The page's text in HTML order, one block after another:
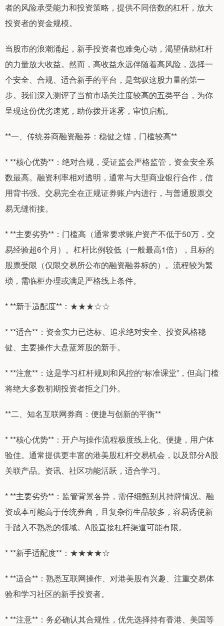
者的风险承受能力和投资策略，提供不同倍数的杠杆，放大
投资者的资金规模。
当股市的浪潮涌起，新手投资者也难免心动，渴望借助杠杆
的力量放大收益。然而，高收益永远伴随着高风险，选择一
个安全、合规、适合新手的平台，是驾驭这股力量的第一
步。我们深入测评了当前市场关注度较高的五类平台，为你
呈现这份优劣速览，助你拨开迷雾，审慎启航。
**一、传统券商融资融券：稳健之锚，门槛较高**
* **核心优势**：绝对合规，受证监会严格监管，资金安全系
数最高。融资利率相对透明，通常与大型商业银行合作，信
用背书强。交易完全在正规证券账户内进行，与普通股票交
易无缝衔接。
* **主要劣势**：门槛高（通常要求账户资产不低于50万，交
易经验超6个月）。杠杆比例较低（一般最高1倍），且标的
股票受限（仅限交易所公布的融资融券标的）。流程较为繁
琐，需临柜办理或满足严格线上条件。
* **新手适配度**：★★★☆☆
* **适合**：资金实力已达标、追求绝对安全、投资风格稳
健、主要操作大盘蓝筹股的新手。
* **注意**：这是学习杠杆规则和风控的“标准课堂”，但高门槛
将绝大多数初期投资者拒之门外。
**二、知名互联网券商：便捷与创新的平衡**
* **核心优势**：开户与操作流程极度线上化、便捷，用户体
验佳。通常提供更丰富的港美股杠杆交易机会，以及部分A股
关联产品。资讯、社区功能活跃，适合学习。
* **主要劣势**：监管背景各异，需仔细甄别其持牌情况。融
资成本可能高于传统券商，且复杂衍生品较多，容易诱使新
手踏入不熟悉的领域。A股直接杠杆渠道可能有限。
* **新手适配度**：★★★★☆
* **适合**：熟悉互联网操作、对港美股有兴趣、注重交易体
验和学习社区的新手投资者。
* **注意**：务必确认其合规性，优先选择持有香港、美国等